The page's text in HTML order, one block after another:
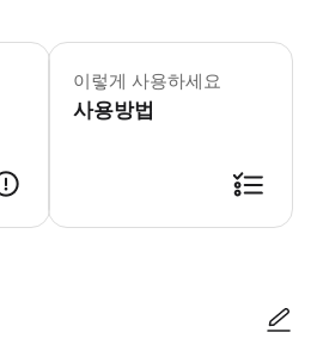
・ 항공권은 불포함된 투어입니다. 항
이렇게 사용하세요
사용방법